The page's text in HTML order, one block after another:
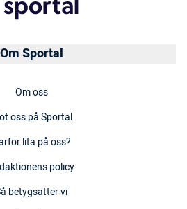
Om Sportal
Om oss
oss på Sportal
lita på oss?
policy
betygsätter vi